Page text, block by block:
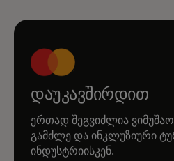
დაუკავშირდით
ერთად შეგვიძლია
გამძლე და ინკლუზიური
ინდუსტრიისკენ.